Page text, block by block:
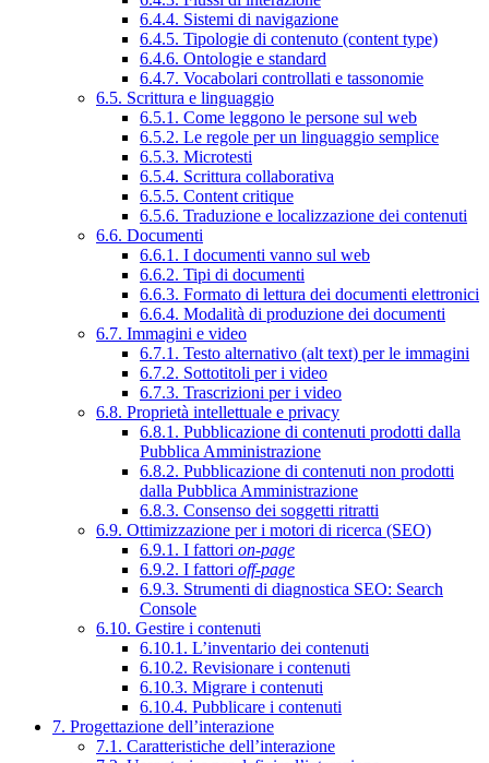
6.4.4. Sistemi di navigazione
6.4.5. Tipologie di contenuto (content type)
6.4.6. Ontologie e standard
6.4.7. Vocabolari controllati e tassonomie
6.5. Scrittura e linguaggio
6.5.1. Come leggono le persone sul web
6.5.2. Le regole per un linguaggio semplice
6.5.3. Microtesti
6.5.4. Scrittura collaborativa
6.5.5. Content critique
6.5.6. Traduzione e localizzazione dei contenuti
6.6. Documenti
6.6.1. I documenti vanno sul web
6.6.2. Tipi di documenti
6.6.3. Formato di lettura dei documenti elettronici
6.6.4. Modalità di produzione dei documenti
6.7. Immagini e video
6.7.1. Testo alternativo (alt text) per le immagini
6.7.2. Sottotitoli per i video
6.7.3. Trascrizioni per i video
6.8. Proprietà intellettuale e privacy
6.8.1. Pubblicazione di contenuti prodotti dalla
Pubblica Amministrazione
6.8.2. Pubblicazione di contenuti non prodotti
dalla Pubblica Amministrazione
6.8.3. Consenso dei soggetti ritratti
6.9. Ottimizzazione per i motori di ricerca (SEO)
6.9.1. I fattori on-page
6.9.2. I fattori off-page
6.9.3. Strumenti di diagnostica SEO: Search
Console
6.10. Gestire i contenuti
6.10.1. L’inventario dei contenuti
6.10.2. Revisionare i contenuti
6.10.3. Migrare i contenuti
6.10.4. Pubblicare i contenuti
7. Progettazione dell’interazione
7.1. Caratteristiche dell’interazione